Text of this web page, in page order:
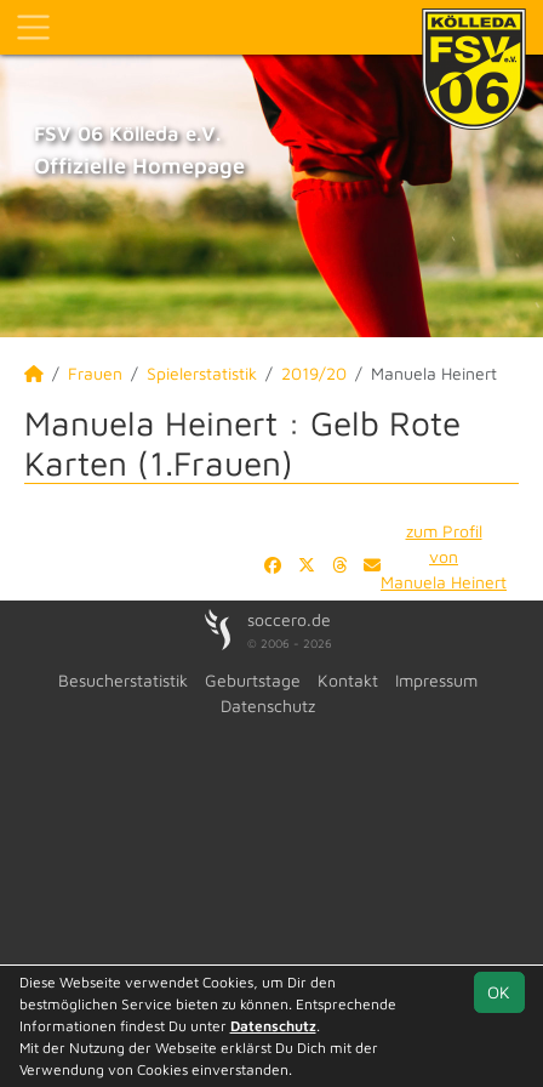
FSV 06 Kölleda e.V.
Offizielle Homepage
Frauen Spielerstatistik 2019/20 Manuela Heinert
Manuela Heinert : Gelb Rote
Karten (1.Frauen)
zum Profil
von
Manuela Heinert
soccero.de
© 2006 - 2026
Besucherstatistik Geburtstage Kontakt
Impressum
Datenschutz
OK
Diese Webseite verwendet Cookies, um Dir den
bestmöglichen Service bieten zu können. Entsprechende
Informationen findest Du unter Datenschutz.
Mit der Nutzung der Webseite erklärst Du Dich mit der
Verwendung von Cookies einverstanden.